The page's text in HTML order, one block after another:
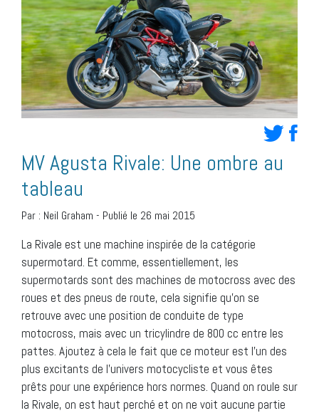
MV Agusta Rivale: Une ombre au
tableau
Par : Neil Graham - Publié le 26 mai 2015
La Rivale est une machine inspirée de la catégorie
supermotard. Et comme, essentiellement, les
supermotards sont des machines de motocross avec des
roues et des pneus de route, cela signifie qu’on se
retrouve avec une position de conduite de type
motocross, mais avec un tricylindre de 800 cc entre les
pattes. Ajoutez à cela le fait que ce moteur est l’un des
plus excitants de l’univers motocycliste et vous êtes
prêts pour une expérience hors normes. Quand on roule sur
la Rivale, on est haut perché et on ne voit aucune partie